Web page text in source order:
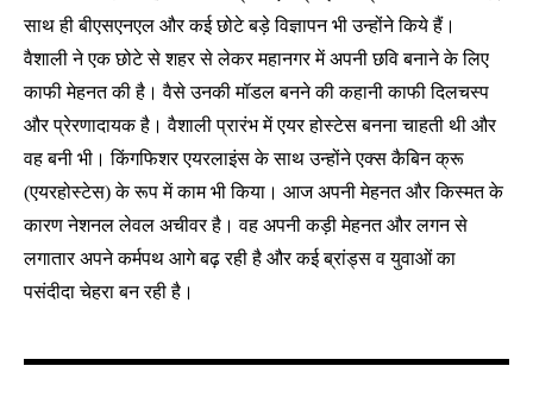
साथ ही बीएसएनएल और कई छोटे बड़े विज्ञापन भी उन्होंने किये हैं।
वैशाली ने एक छोटे से शहर से लेकर महानगर में अपनी छवि बनाने के लिए
काफी मेहनत की है। वैसे उनकी मॉडल बनने की कहानी काफी दिलचस्प
और प्रेरणादायक है। वैशाली प्रारंभ में एयर होस्टेस बनना चाहती थी और
वह बनी भी। किंगफिशर एयरलाइंस के साथ उन्होंने एक्स कैबिन क्रू
(एयरहोस्टेस) के रूप में काम भी किया। आज अपनी मेहनत और किस्मत के
कारण नेशनल लेवल अचीवर है। वह अपनी कड़ी मेहनत और लगन से
लगातार अपने कर्मपथ आगे बढ़ रही है और कई ब्रांड्स व युवाओं का
पसंदीदा चेहरा बन रही है।